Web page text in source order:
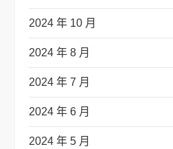
2024 年 10 月
2024 年 8 月
2024 年 7 月
2024 年 6 月
2024 年 5 月